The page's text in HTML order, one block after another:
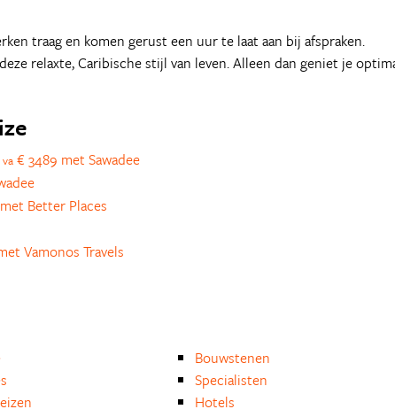
traag en komen gerust een uur te laat aan bij afspraken.
relaxte, Caribische stijl van leven. Alleen dan geniet je
va € 3489 met Sawadee
Better Places
Vamonos Travels
Bouwstenen
Specialisten
Hotels